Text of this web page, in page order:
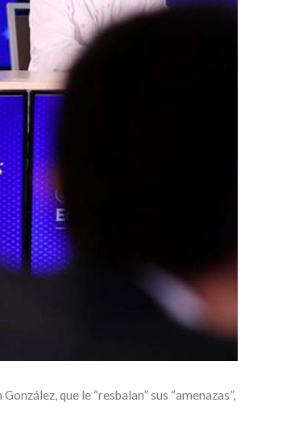
que le “resbalan” sus “amenazas”,